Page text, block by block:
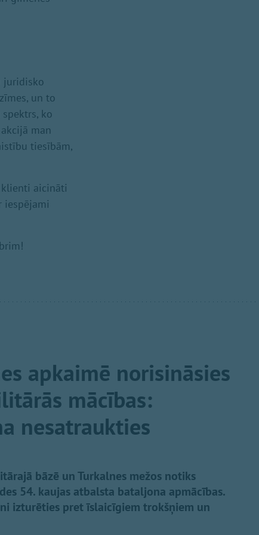
juridisko
un to
ko
man
tiesībām,
aicināti
iespējami
apkaimē norisināsies
mācības:
nesatraukties
bāzē un Turkalnes mežos notiks
54. kaujas atbalsta bataljona apmācības.
izturēties pret īslaicīgiem trokšņiem un